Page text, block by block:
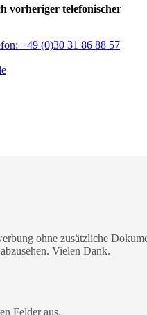
vorheriger telefonischer
+49 (0)30 31 86 88 57
ohne zusätzliche
Vielen Dank.
Felder aus.